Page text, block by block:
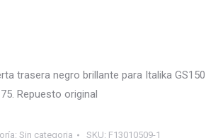
trasera negro brillante para Italika
Repuesto original
Sin categoria SKU: F13010509-1